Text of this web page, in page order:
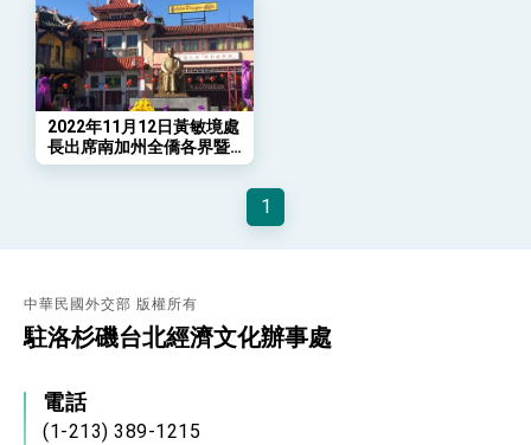
總統發表執政周年談話 盼面對未來挑戰 堅持
團結 迎風轉型 穩健前行
賴總統就職演說影片
總統重要談話
外交部重要言論
我國政府將在美國亞利桑納州設立「駐鳳凰城辦
事處」，進一步深化台美交流合作
2022年11月12日黃敏境處
長出席南加州全僑各界暨
羅省中華會館紀念國父孫
1
中華民國外交部 版權所有
駐洛杉磯台北經濟文化辦事處
電話
(1-213) 389-1215